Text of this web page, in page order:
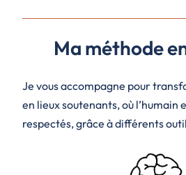
Ma méthode
Je vous accompagne pour
en lieux soutenants, où l’humain
respectés, grâce à différents